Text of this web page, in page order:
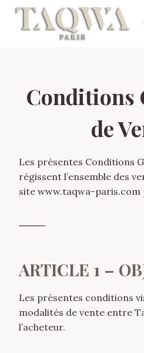
Aller
Conditions
de
Les présentes Conditions
régissent l’ensemble des
site www.taqwa-paris.com
⸻
ARTICLE 1 –
Les présentes conditions
modalités de vente entre
l’acheteur.